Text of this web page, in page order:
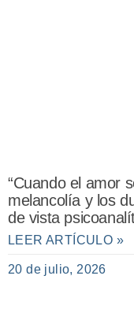
“Cuando el amor
melancolía y los
de vista
LEER ARTÍCULO »
20 de julio, 2026